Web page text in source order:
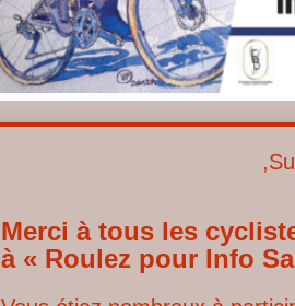
Merci à tous les
à « Roulez pour Info